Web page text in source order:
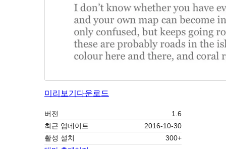
미리보기 다운로드
버전
1.6
최근 업데이트
2016-10-30
활성 설치
300+